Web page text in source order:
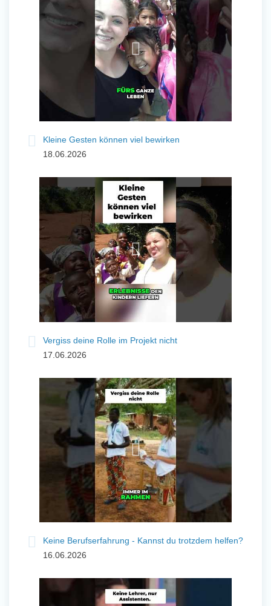
Kleine Gesten können viel bewirken
18.06.2026
Vergiss deine Rolle im Projekt nicht
17.06.2026
Keine Berufserfahrung - Kannst du trotzdem helfen?
16.06.2026